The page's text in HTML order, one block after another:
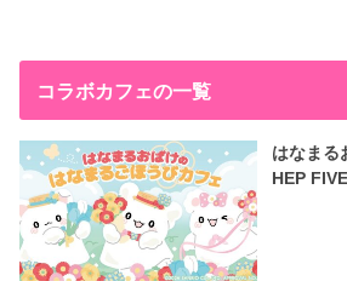
コラボカフェの一覧
はなまる
HEP